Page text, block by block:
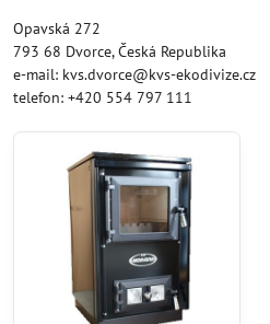
Opavská 272
793 68 Dvorce, Česká Republika
e-mail: kvs.dvorce@kvs-ekodivize.cz
telefon: +420 554 797 111